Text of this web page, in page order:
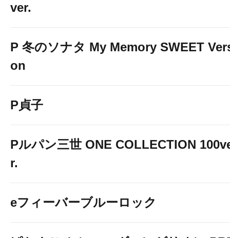
ver.
P 冬のソナタ My Memory SWEET
on
P貞子
Pルパン三世 ONE COLLECTION
r.
eフィーバーブルーロック